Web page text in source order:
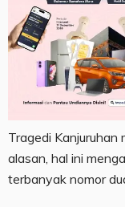
Tragedi Kanjuruhan
alasan, hal ini
terbanyak nomor